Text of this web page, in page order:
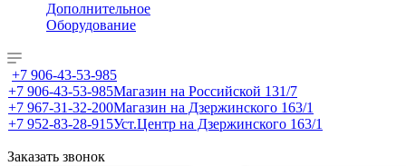
Дополнительное
Оборудование
+7 906-43-53-985
+7 906-43-53-985Магазин на Российской 131/7
+7 967-31-32-200Магазин на Дзержинского 163/1
+7 952-83-28-915Уст.Центр на Дзержинского 163/1
Заказать звонок